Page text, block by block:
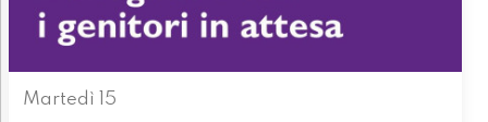
Martedì 15